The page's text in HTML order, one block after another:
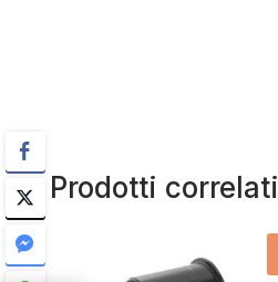
Prodotti correlati